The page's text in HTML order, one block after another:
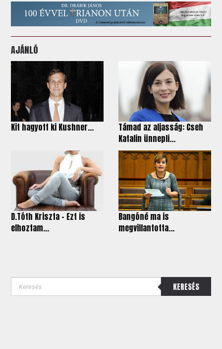
AJÁNLÓ
Kit hagyott ki Kushner...
Támad az aljasság: Cseh
Katalin ünnepli...
D.Tóth Kriszta - Ezt is
elhoztam...
Bangóné ma is
megvillantotta...
KERESÉS